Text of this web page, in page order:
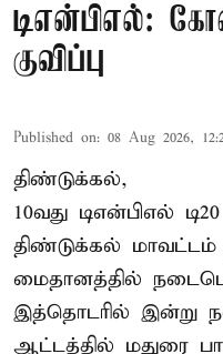
டிஎன்பிஎல்:
குவிப்பு
Published on: 08 Aug 2026,
திண்டுக்கல்,
10வது டிஎன்பிஎல் டி20
திண்டுக்கல்
மைதானத்தில்
இத்தொடரில் இன்று
ஆட்டத்தில் மதுரை